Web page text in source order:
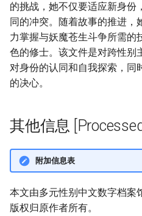
的挑战，她不仅要适应新身份
同的冲突。随着故事的推进，
力掌握与妖魔苍生斗争所需的
色的修士。该文件是对跨性别
对身份的认同和自我探索，同
的决心。
其他信息
附加信息表
本文由多元性别中文数字档案
版权归原作者所有。